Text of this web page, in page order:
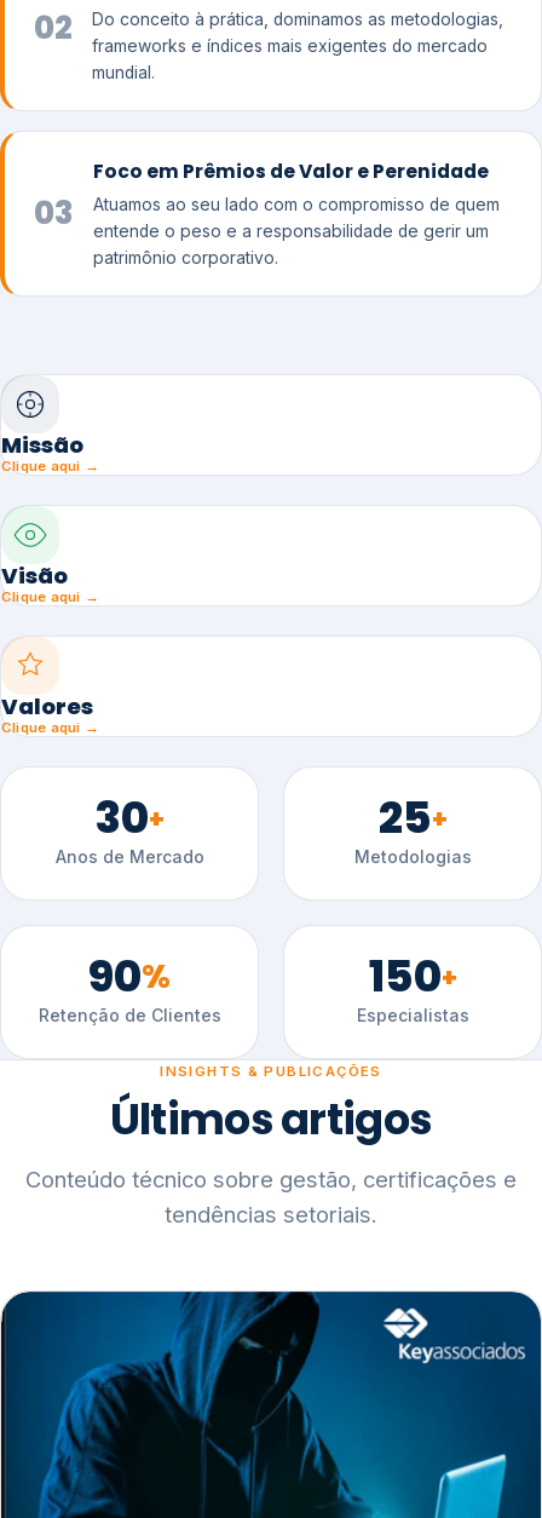
02
Do conceito à prática, dominamos as metodologias,
frameworks e índices mais exigentes do mercado
mundial.
03
Foco em Prêmios de Valor e Perenidade
Atuamos ao seu lado com o compromisso de quem
entende o peso e a responsabilidade de gerir um
patrimônio corporativo.
Missão
Clique aqui →
Visão
Clique aqui →
Valores
Clique aqui →
30+
Anos de Mercado
25+
Metodologias
90%
Retenção de Clientes
150+
Especialistas
INSIGHTS & PUBLICAÇÕES
Últimos artigos
Conteúdo técnico sobre gestão, certificações e
tendências setoriais.